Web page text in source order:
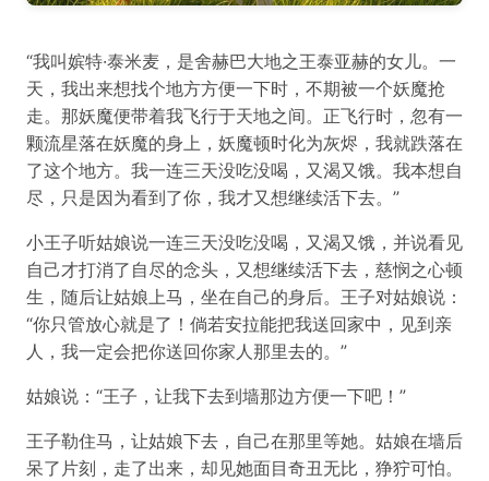
“我叫嫔特·泰米麦，是舍赫巴大地之王泰亚赫的女儿。一
天，我出来想找个地方方便一下时，不期被一个妖魔抢
走。那妖魔便带着我飞行于天地之间。正飞行时，忽有一
颗流星落在妖魔的身上，妖魔顿时化为灰烬，我就跌落在
了这个地方。我一连三天没吃没喝，又渴又饿。我本想自
尽，只是因为看到了你，我才又想继续活下去。”
小王子听姑娘说一连三天没吃没喝，又渴又饿，并说看见
自己才打消了自尽的念头，又想继续活下去，慈悯之心顿
生，随后让姑娘上马，坐在自己的身后。王子对姑娘说：
“你只管放心就是了！倘若安拉能把我送回家中，见到亲
人，我一定会把你送回你家人那里去的。”
姑娘说：“王子，让我下去到墙那边方便一下吧！”
王子勒住马，让姑娘下去，自己在那里等她。姑娘在墙后
呆了片刻，走了出来，却见她面目奇丑无比，狰狞可怕。